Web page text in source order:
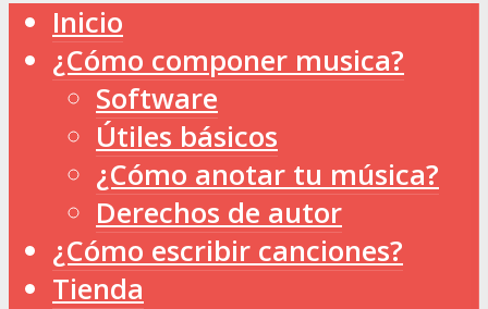
Inicio
¿Cómo componer musica?
Software
Útiles básicos
¿Cómo anotar tu música?
Derechos de autor
¿Cómo escribir canciones?
Tienda